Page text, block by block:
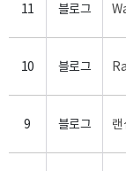
11 블로그
10 블로그
9 블로그